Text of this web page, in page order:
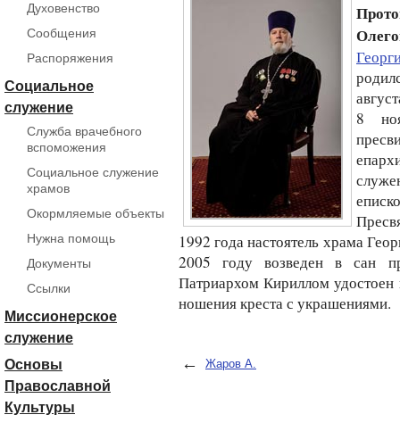
Духовенство
Сообщения
Распоряжения
Социальное
служение
Служба врачебного
вспоможения
Социальное служение
храмов
Окормляемые объекты
Нужна помощь
Документы
Ссылки
Миссионерское
служение
Основы
Православной
Культуры
8
1992 года настоятель храма
2005 году возведен в сан
Патриархом Кириллом
ношения креста с украшениями.
← Жаров А.